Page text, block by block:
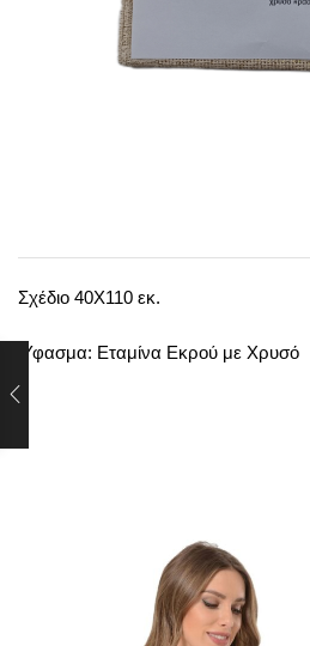
Σχέδιο 40Χ110 εκ.
Ύφασμα: Εταμίνα Εκρού με Χρυσό